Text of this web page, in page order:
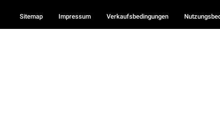
Sitemap Impressum Verkaufsbedingungen